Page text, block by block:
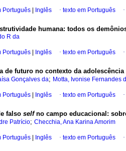
Português Inglês · texto em Português ·
humana: todos os
R da
Português Inglês · texto em Português ·
de futuro no contexto da
Gonçalves da; Motta, Ivonise Fernandes
Português Inglês · texto em Português ·
falso selfno campo educacional :
Patrício; Checchia, Ana Karina Amorim
Português Inglês · texto em Português ·